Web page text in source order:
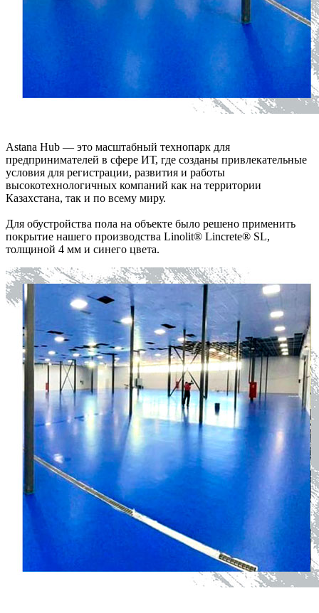
Astana Hub — это масштабный технопарк для
предпринимателей в сфере ИТ, где созданы привлекательные
условия для регистрации, развития и работы
высокотехнологичных компаний как на территории
Казахстана, так и по всему миру.
Для обустройства пола на объекте было решено применить
покрытие нашего производства Linolit® Lincrete® SL,
толщиной 4 мм и синего цвета.